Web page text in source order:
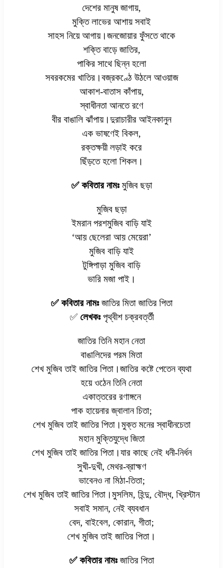
দেশের মানুষ জাগায়,
মুক্তি লাভের আশায় সবাই
সাহস নিয়ে আগায়।জনজোয়ার ফুঁসতে থাকে
শক্তি বাড়ে জাতির,
পাকির সাথে ছিন্ন হলো
সবরকমের খাতির।বজ্রকণ্ঠে উঠলে আওয়াজ
আকাশ-বাতাস কাঁপায়,
স্বাধীনতা আনতে রণে
বীর বাঙালি ঝাঁপায়।দুরাচারীর আইনকানুন
এক ভাষণেই বিকল,
রক্তক্ষয়ী লড়াই করে
ছিঁড়তে হলো শিকল।
✅ কবিতার নামঃমুজিব ছড়া
মুজিব ছড়া
ইমরান পরশমুজিব বাড়ি যাই
‘আয় ছেলেরা আয় মেয়েরা’
মুজিব বাড়ি যাই
টুঙ্গিপাড়া মুজিব বাড়ি
ভারি মজা পাই।
✅ কবিতার নামঃজাতির মিতা জাতির পিতা
✅ লেখকঃপৃথ্বীশ চক্রবর্ত্তী
জাতির তিনি মহান নেতা
বাঙালিদের পরম মিতা
শেখ মুজিব তাই জাতির পিতা।জাতির কষ্টে পেতেন ব্যথা
হয়ে ওঠেন তিনি নেতা
একাত্তরের রণাঙ্গনে
পাক হায়েনার জ্বালান চিতা;
শেখ মুজিব তাই জাতির পিতা।মুক্ত মনের স্বাধীনচেতা
মহান মুক্তিযুদ্ধে জিতা
শেখ মুজিব তাই জাতির পিতা।যার কাছে নেই ধনী-নির্ধন
সুখী-দুখী, মেথর-ব্রাহ্মণ
ভাবেনও না মিঠা-তিতা;
শেখ মুজিব তাই জাতির পিতা।মুসলিম, হিন্দু, বৌদ্ধ, খ্রিস্টান
সবাই সমান, নেই ব্যবধান
বেদ, বাইবেল, কোরান, গীতা;
শেখ মুজিব তাই জাতির পিতা।
✅ কবিতার নামঃজাতির পিতা